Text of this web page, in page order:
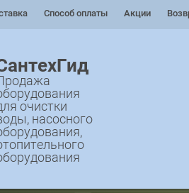
Способ оплаты Акции
очистки
насосного